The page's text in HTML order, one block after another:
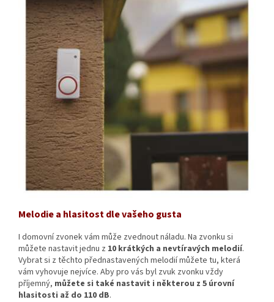
Melodie a hlasitost dle vašeho gusta
I domovní zvonek vám může zvednout náladu. Na zvonku si
můžete nastavit jednu z 10 krátkých a nevtíravých melodií.
Vybrat si z těchto přednastavených melodií můžete tu, která
vám vyhovuje nejvíce. Aby pro vás byl zvuk zvonku vždy
příjemný, můžete si také nastavit i některou z 5 úrovní
hlasitosti až do 110 dB.